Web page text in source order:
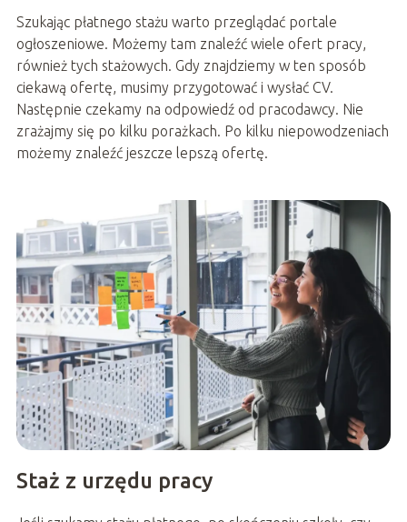
Szukając płatnego stażu warto przeglądać portale
ogłoszeniowe. Możemy tam znaleźć wiele ofert pracy,
również tych stażowych. Gdy znajdziemy w ten sposób
ciekawą ofertę, musimy przygotować i wysłać CV.
Następnie czekamy na odpowiedź od pracodawcy. Nie
zrażajmy się po kilku porażkach. Po kilku niepowodzeniach
możemy znaleźć jeszcze lepszą ofertę.
Staż z urzędu pracy